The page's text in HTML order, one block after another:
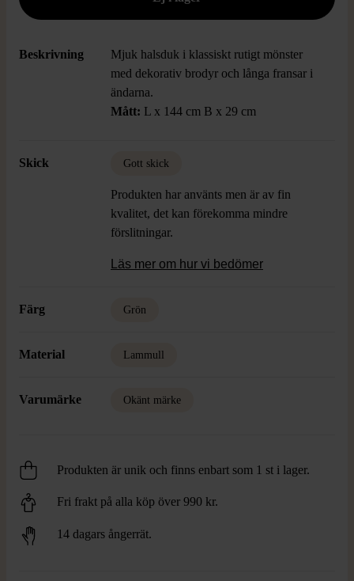
Beskrivning
Mjuk halsduk i klassiskt rutigt mönster
med dekorativ brodyr och långa fransar i
ändarna.
Mått: L x 144 cm B x 29 cm
Skick Gott skick
Produkten har använts men är av fin
kvalitet, det kan förekomma mindre
förslitningar.
Läs mer om hur vi bedömer
Färg Grön
Material Lammull
Varumärke Okänt märke
Produkten är unik och finns enbart som 1 st i lager.
Fri frakt på alla köp över 990 kr.
14 dagars ångerrät.